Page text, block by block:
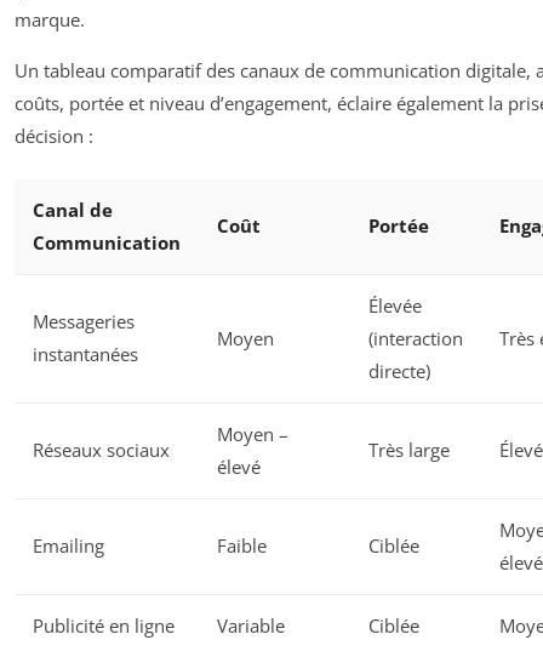
marque.
Un tableau comparatif des canaux de communication digitale,
coûts, portée et niveau d’engagement, éclaire également la
décision :
Canal de
Communication
Coût Portée
Messageries
instantanées
Moyen
Élevée
(interaction
directe)
Très
Réseaux sociaux
Moyen –
élevé
Très large Élevé
Emailing Faible Ciblée
élevé
Publicité en ligne Variable Ciblée